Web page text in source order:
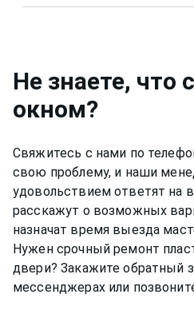
сколько будет стоить
(брусбокс) в квартире, на
Не знаете, что
окном?
Свяжитесь с нами по
свою проблему, и наши
удовольствием ответят на
расскажут о возможных
назначат время выезда
Нужен срочный ремонт
двери? Закажите обратный
мессенджерах или